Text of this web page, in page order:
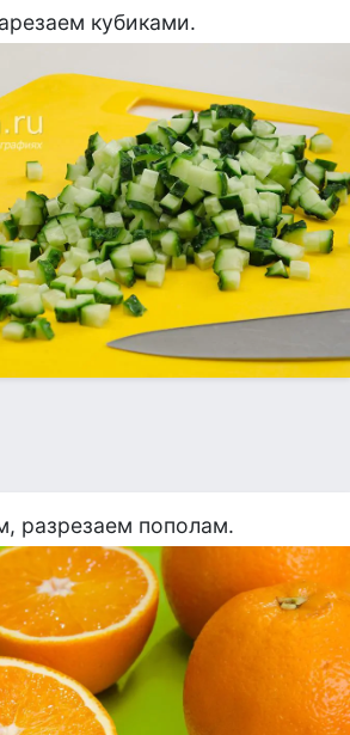
кубиками.
разрезаем пополам.